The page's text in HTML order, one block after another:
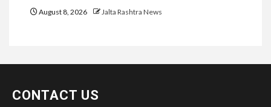
August 8, 2026 Jalta Rashtra News
CONTACT US